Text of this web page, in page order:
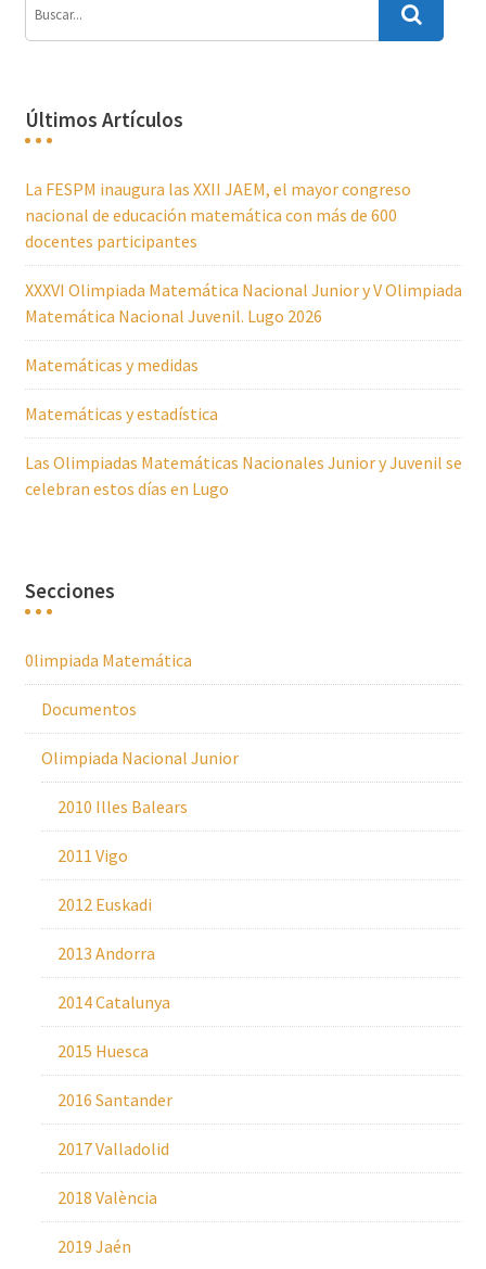
Últimos Artículos
La FESPM inaugura las XXII JAEM, el mayor congreso
nacional de educación matemática con más de 600
docentes participantes
XXXVI Olimpiada Matemática Nacional Junior y V Olimpiada
Matemática Nacional Juvenil. Lugo 2026
Matemáticas y medidas
Matemáticas y estadística
Las Olimpiadas Matemáticas Nacionales Junior y Juvenil se
celebran estos días en Lugo
Secciones
0limpiada Matemática
Documentos
Olimpiada Nacional Junior
2010 Illes Balears
2011 Vigo
2012 Euskadi
2013 Andorra
2014 Catalunya
2015 Huesca
2016 Santander
2017 Valladolid
2018 València
2019 Jaén